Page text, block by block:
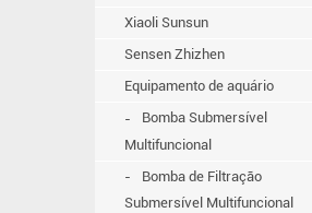
Xiaoli Sunsun
Sensen Zhizhen
Equipamento de aquário
Bomba Submersível
Multifuncional
Bomba de Filtração
Submersível Multifuncional